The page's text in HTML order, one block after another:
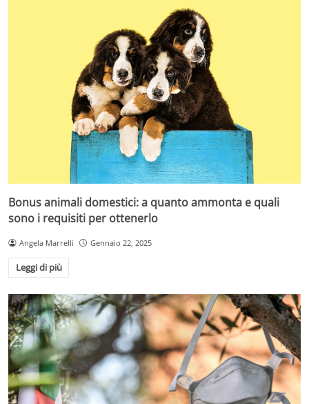
Bonus animali domestici: a quanto ammonta e quali
sono i requisiti per ottenerlo
Angela Marrelli Gennaio 22, 2025
Leggi di più